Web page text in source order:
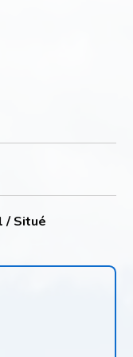
/ Situé